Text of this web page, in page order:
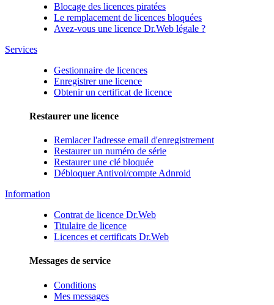
Blocage des licences piratées
Le remplacement de licences bloquées
Avez-vous une licence Dr.Web légale ?
Services
Gestionnaire de licences
Enregistrer une licence
Obtenir un certificat de licence
Restaurer une licence
Remlacer l'adresse email d'enregistrement
Restaurer un numéro de série
Restaurer une clé bloquée
Débloquer Antivol/compte Adnroid
Information
Contrat de licence Dr.Web
Titulaire de licence
Licences et certificats Dr.Web
Messages de service
Conditions
Mes messages